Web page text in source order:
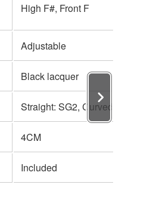
High F#, Front F
Adjustable
Black lacquer
Straight: SG2, Curved: SG2R
4CM
Included